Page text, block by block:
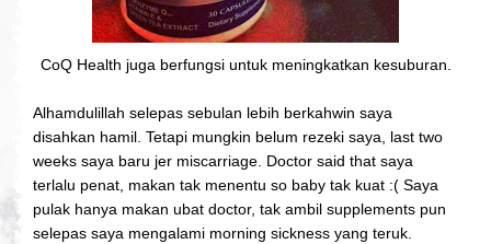
CoQ Health juga berfungsi untuk meningkatkan kesuburan.
Alhamdulillah selepas sebulan lebih berkahwin saya
disahkan hamil. Tetapi mungkin belum rezeki saya, last two
weeks saya baru jer miscarriage. Doctor said that saya
terlalu penat, makan tak menentu so baby tak kuat :( Saya
pulak hanya makan ubat doctor, tak ambil supplements pun
selepas saya mengalami morning sickness yang teruk.